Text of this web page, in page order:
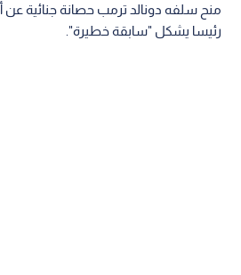
منح سلفه دونالد ترمب حصانة جنائية عن
رئيسا يشكل "سابقة خطيرة".